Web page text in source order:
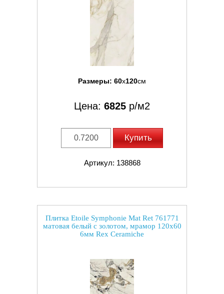
Размеры: 60x120см
Цена: 6825 р/м2
Купить
Артикул: 138868
Плитка Etoile Symphonie Mat Ret 761771
матовая белый с золотом, мрамор 120x60
6мм Rex Ceramiche